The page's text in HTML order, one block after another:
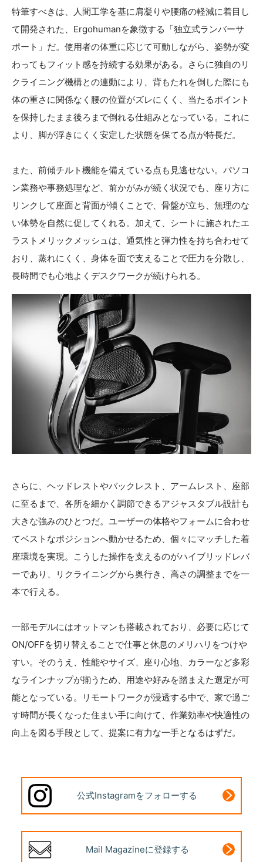
特筆すべきは、人間工学を基に肩凝りや腰痛の軽減に着目し
て開発された、Ergohumanを象徴する「独立式ランバーサ
ポート」だ。使用者の体重に応じて可動しながら、姿勢が変
わってもフィット感を持続する効果がある。さらに独自のリ
クライニング機構との連動により、背もたれを倒した際にも
体の重さに関係なく腰の位置がズレにくく、当たるポイント
を保持したまま後ろまで倒れる仕組みとなっている。これに
より、脚が浮きにくく安定した状態を保てる点が特長だ。
また、前傾チルト機能を備えている点も見逃せない。パソコ
ン業務や事務処理など、前かがみが続く状況でも、座り方に
リンクして座面と背面が傾くことで、骨盤が立ち、無理のな
い体勢を自然に促してくれる。加えて、シートに施されたエ
ラストメリックメッシュは、通気性と弾力性を持ち合わせて
おり、蒸れにくく、身体を面で支えることで圧力を分散し、
長時間でも心地よくデスクワークが続けられる。
さらに、ヘッドレストやバックレスト、アームレスト、座部
に至るまで、各所を細かく調節できるアジャスタブル設計も
大きな強みのひとつだ。ユーザーの体格やフォームに合わせ
てベストなポジションへ動かせるため、個々にマッチした着
座環境を実現。こうした操作を支えるのがハイブリッドレバ
ーであり、リクライニングから奥行き、高さの調整までを一
本で行える。
一部モデルにはオットマンも搭載されており、必要に応じて
ON/OFFを切り替えることで仕事と休息のメリハリをつけや
すい。そのうえ、性能やサイズ、座り心地、カラーなど多彩
なラインナップが揃うため、用途や好みを踏まえた選定が可
能となっている。リモートワークが浸透する中で、家で過ご
す時間が長くなった住まい手に向けて、作業効率や快適性の
向上を図る手段として、提案に有力な一手となるはずだ。
公式Instagramをフォローする
Mail Magazineに登録する